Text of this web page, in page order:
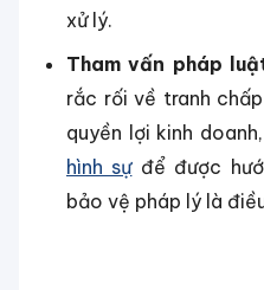
xử lý.
Tham vấn pháp
rắc rối về tranh
quyền lợi kinh
hình sựđể được
bảo vệ pháp lý là